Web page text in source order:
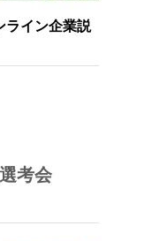
ライン企業説
考会